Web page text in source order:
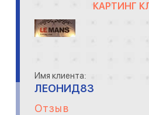
КАРТИНГ
Имя клиента:
ЛЕОНИД83
Отзыв